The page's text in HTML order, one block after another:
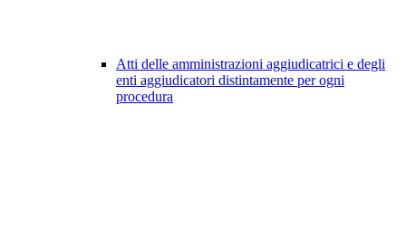
Atti delle amministrazioni aggiudicatrici e degli
enti aggiudicatori distintamente per ogni
procedura